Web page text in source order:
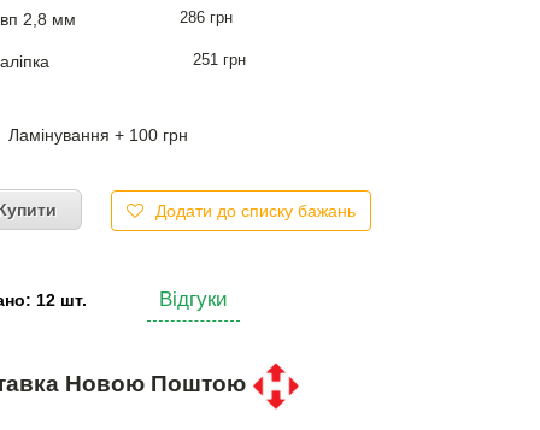
2,8 мм 286 грн
251 грн
Ламінування + 100 грн
Додати до списку бажань
12 шт. Відгуки
Новою Поштою